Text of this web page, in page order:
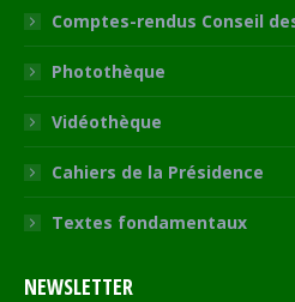
Comptes-rendus Conseil
Photothèque
Vidéothèque
Cahiers de la Présidence
Textes fondamentaux
NEWSLETTER